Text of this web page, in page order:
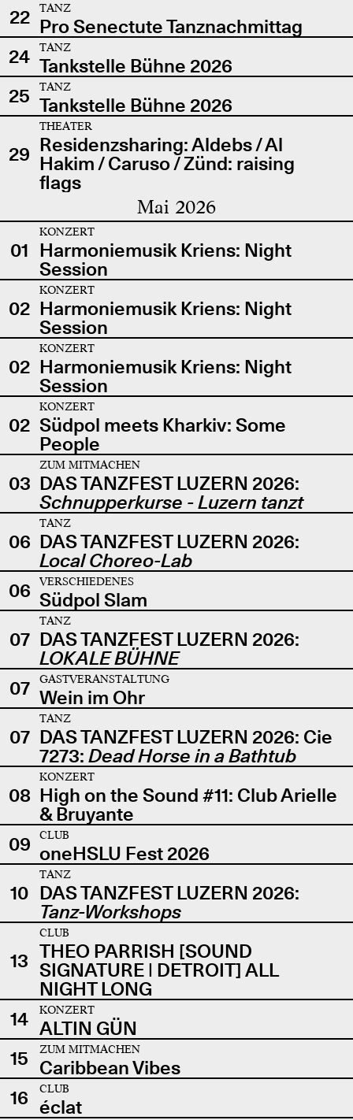
22
TANZ
Pro Senectute Tanznachmittag
24
TANZ
Tankstelle Bühne 2026
25
TANZ
Tankstelle Bühne 2026
29
THEATER
Residenzsharing: Aldebs / Al
Hakim / Caruso / Zünd: raising
flags
Mai 2026
01
KONZERT
Harmoniemusik Kriens: Night
Session
02
KONZERT
Harmoniemusik Kriens: Night
Session
02
KONZERT
Harmoniemusik Kriens: Night
Session
02
KONZERT
Südpol meets Kharkiv: Some
People
03
ZUM MITMACHEN
DAS TANZFEST LUZERN 2026:
Schnupperkurse - Luzern tanzt
06
TANZ
DAS TANZFEST LUZERN 2026:
Local Choreo-Lab
06
VERSCHIEDENES
Südpol Slam
07
TANZ
DAS TANZFEST LUZERN 2026:
LOKALE BÜHNE
07
GASTVERANSTALTUNG
Wein im Ohr
07
TANZ
DAS TANZFEST LUZERN 2026: Cie
7273: Dead Horse in a Bathtub
08
KONZERT
High on the Sound #11: Club Arielle
& Bruyante
09
CLUB
oneHSLU Fest 2026
10
TANZ
DAS TANZFEST LUZERN 2026:
Tanz-Workshops
13
CLUB
THEO PARRISH [SOUND
SIGNATURE | DETROIT] ALL
NIGHT LONG
14
KONZERT
ALTIN GÜN
15
ZUM MITMACHEN
Caribbean Vibes
16
CLUB
éclat